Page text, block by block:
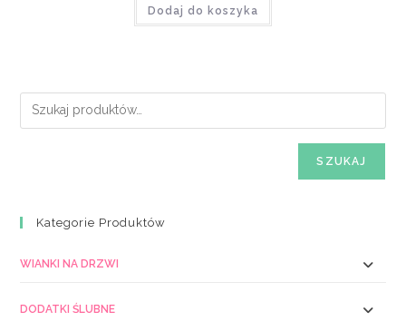
Dodaj do koszyka
SZUKAJ
Kategorie Produktów
WIANKI NA DRZWI
DODATKI ŚLUBNE